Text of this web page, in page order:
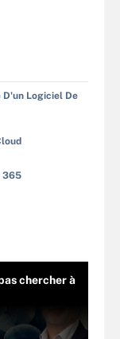
D'un Logiciel De
365
chercher à